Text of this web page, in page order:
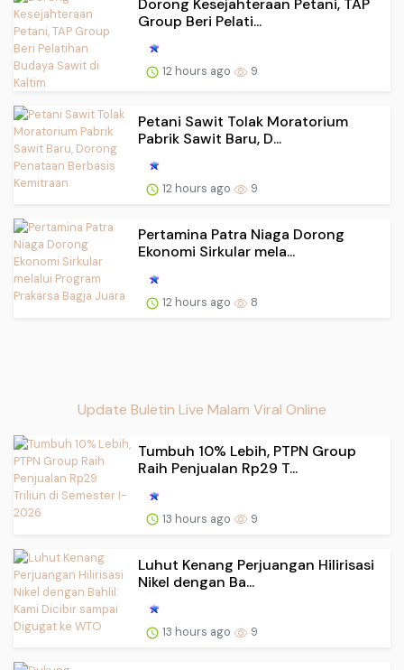
Group Beri Pelati...
12 hours ago 9
Petani Sawit Tolak Moratorium
Pabrik Sawit Baru, D...
12 hours ago 9
Pertamina Patra Niaga Dorong
Ekonomi Sirkular mela...
12 hours ago 8
Update Buletin Live Malam Viral Online
Tumbuh 10% Lebih, PTPN Group
Raih Penjualan Rp29 T...
13 hours ago 9
Luhut Kenang Perjuangan Hilirisasi
Nikel dengan Ba...
13 hours ago 9